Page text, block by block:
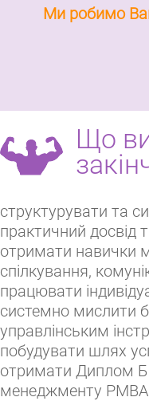
Ми робимо
Що
структурувати та
практичний досвід
отримати навички
спілкування,
працювати
системно мислити
управлінським
побудувати шлях
отримати Диплом
менеджменту